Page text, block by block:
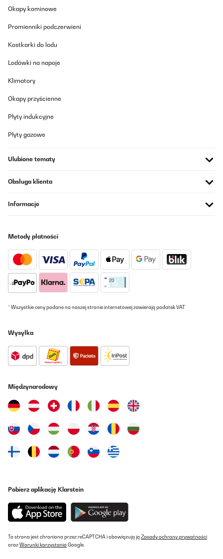
Amazon-Benutzer
Tłumacz
Okapy kominowe
Promienniki podczerwieni
Kostkarki do lodu
Lodówki na napoje
Klimatory
Okapy przyścienne
Płyty indukcyjne
Płyty gazowe
Ulubione tematy
Obsługa klienta
Informacje
Metody płatności
* Wszystkie ceny podane na naszej stronie internetowej zawierają podatek VAT
Wysyłka
Międzynarodowy
Pobierz aplikację Klarstein
Ta strona jest chroniona przez reCAPTCHA i obowiązują ją Zasady ochrony prywatności
orazWarunki korzystania Google.